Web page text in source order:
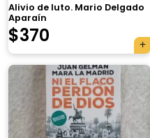
Alivio de luto. Mario Delgado
Aparaín
$370